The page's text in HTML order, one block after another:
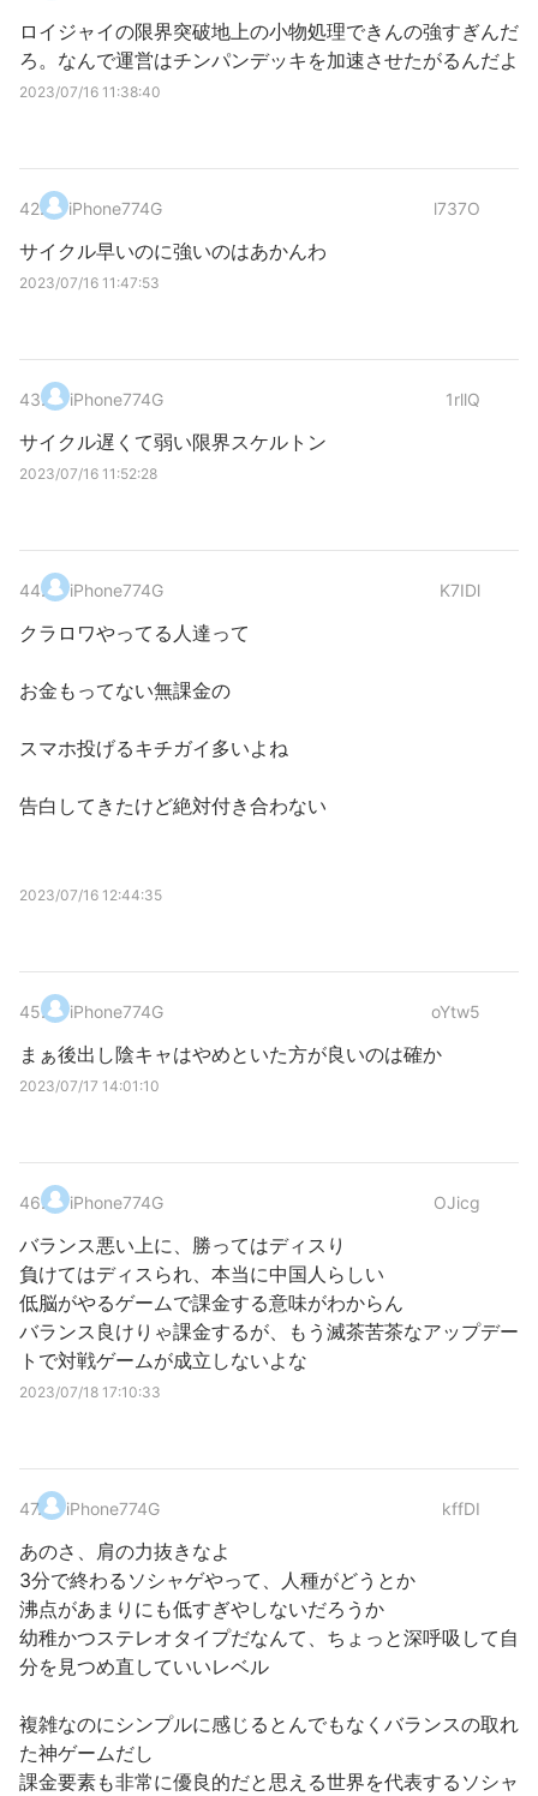
ロイジャイの限界突破地上の小物処理できんの強すぎんだ
ろ。なんで運営はチンパンデッキを加速させたがるんだよ
2023/07/16 11:38:40
42. iPhone774G l737O
サイクル早いのに強いのはあかんわ
2023/07/16 11:47:53
43. iPhone774G 1rllQ
サイクル遅くて弱い限界スケルトン
2023/07/16 11:52:28
44. iPhone774G K7IDl
クラロワやってる人達って
お金もってない無課金の
スマホ投げるキチガイ多いよね
告白してきたけど絶対付き合わない
2023/07/16 12:44:35
45. iPhone774G oYtw5
まぁ後出し陰キャはやめといた方が良いのは確か
2023/07/17 14:01:10
46. iPhone774G OJicg
バランス悪い上に、勝ってはディスり
負けてはディスられ、本当に中国人らしい
低脳がやるゲームで課金する意味がわからん
バランス良けりゃ課金するが、もう滅茶苦茶なアップデー
トで対戦ゲームが成立しないよな
2023/07/18 17:10:33
47. iPhone774G kffDI
あのさ、肩の力抜きなよ
3分で終わるソシャゲやって、人種がどうとか
沸点があまりにも低すぎやしないだろうか
幼稚かつステレオタイプだなんて、ちょっと深呼吸して自
分を見つめ直していいレベル
複雑なのにシンプルに感じるとんでもなくバランスの取れ
た神ゲームだし
課金要素も非常に優良的だと思える世界を代表するソシャ